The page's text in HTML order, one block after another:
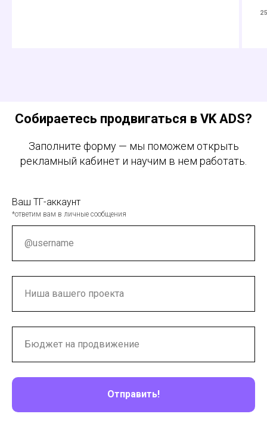
Собираетесь продвигаться в VK ADS?
Заполните форму — мы поможем открыть
рекламный кабинет и научим в нем работать.
Ваш ТГ-аккаунт
*ответим вам в личные сообщения
Отправить!